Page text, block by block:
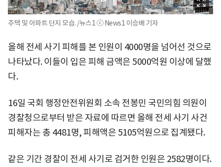
주택 및 아파트 단지 모습. /뉴스1 ⓒ News1 이승배 기자
올해 전세 사기 피해를 본 인원이 4000명을 넘어선 것으로
나타났다. 이들이 입은 피해 금액은 5000억원 이상에 달했
다.
16일 국회 행정안전위원회 소속 전봉민 국민의힘 의원이
경찰청으로부터 받은 자료에 따르면 올해 전세 사기 사건
피해자는 총 4481명, 피해액은 5105억원으로 집계됐다.
같은 기간 경찰이 전세 사기로 검거한 인원은 2582명이다.